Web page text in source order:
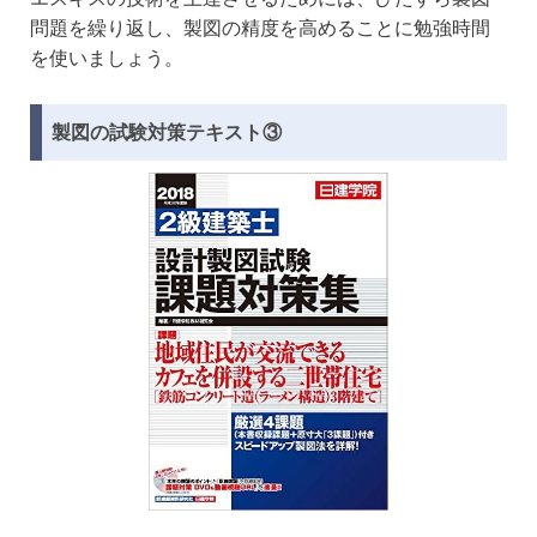
問題を繰り返し、製図の精度を高めることに勉強時間
を使いましょう。
製図の試験対策テキスト③